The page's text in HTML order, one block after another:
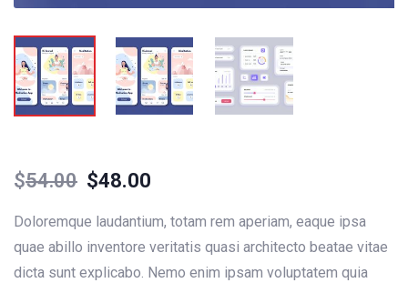
$54.00 $48.00
Doloremque laudantium, totam rem aperiam, eaque ipsa
quae abillo inventore veritatis quasi architecto beatae vitae
dicta sunt explicabo. Nemo enim ipsam voluptatem quia